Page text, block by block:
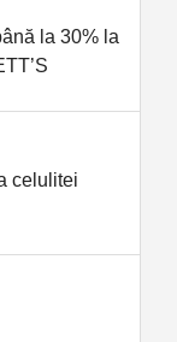
la 30% la
celulitei